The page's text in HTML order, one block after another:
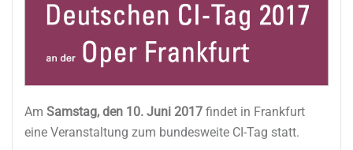
Am Samstag, den 10. Juni 2017 findet in Frankfurt
eine Veranstaltung zum bundesweite CI-Tag statt.